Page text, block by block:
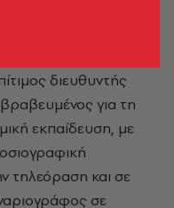
διευθυντής
για τη
εκπαίδευση, με
τηλεόραση και σε
σε